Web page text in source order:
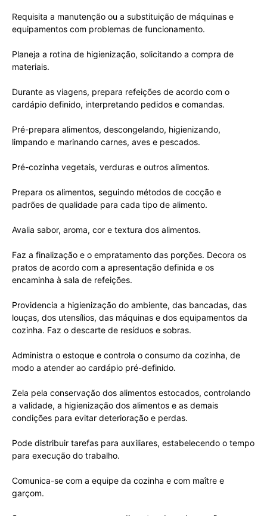
Requisita a manutenção ou a substituição de máquinas e
equipamentos com problemas de funcionamento.
Planeja a rotina de higienização, solicitando a compra de
materiais.
Durante as viagens, prepara refeições de acordo com o
cardápio definido, interpretando pedidos e comandas.
Pré-prepara alimentos, descongelando, higienizando,
limpando e marinando carnes, aves e pescados.
Pré-cozinha vegetais, verduras e outros alimentos.
Prepara os alimentos, seguindo métodos de cocção e
padrões de qualidade para cada tipo de alimento.
Avalia sabor, aroma, cor e textura dos alimentos.
Faz a finalização e o empratamento das porções. Decora os
pratos de acordo com a apresentação definida e os
encaminha à sala de refeições.
Providencia a higienização do ambiente, das bancadas, das
louças, dos utensílios, das máquinas e dos equipamentos da
cozinha. Faz o descarte de resíduos e sobras.
Administra o estoque e controla o consumo da cozinha, de
modo a atender ao cardápio pré-definido.
Zela pela conservação dos alimentos estocados, controlando
a validade, a higienização dos alimentos e as demais
condições para evitar deterioração e perdas.
Pode distribuir tarefas para auxiliares, estabelecendo o tempo
para execução do trabalho.
Comunica-se com a equipe da cozinha e com maître e
garçom.